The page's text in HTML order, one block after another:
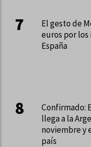
El gesto de
euros por los
España
Confirmado:
llega a la
noviembre y
país